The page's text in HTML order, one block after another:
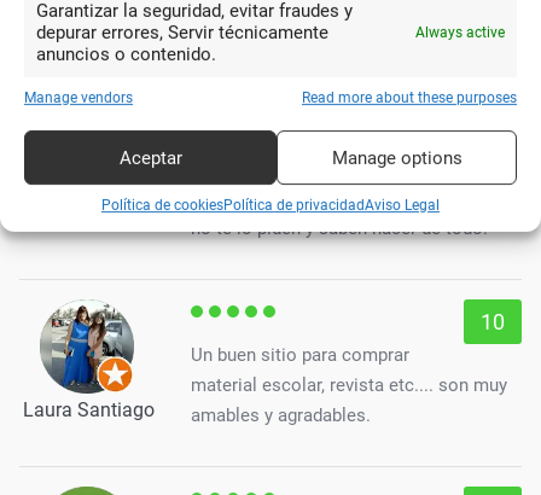
Garantizar la seguridad, evitar fraudes y
depurar errores, Servir técnicamente
anuncios o contenido.
Always active
Manage vendors Read more about these purposes
Aceptar Manage options
Política de cookiesPolítica de privacidadAviso Legal
Maldonado
Me encanta es mi librería,
papelería y copistería. Me pilla cerca de
casa pero además estoy muy contenta
con la atención y tienen de todo, lo que
no te lo piden y saben hacer de todo.
Laura Santiago
10
Un buen sitio para comprar
material escolar, revista etc.... son muy
amables y agradables.